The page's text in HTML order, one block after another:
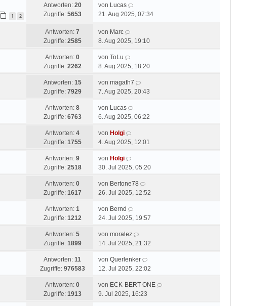
1 2
Antworten: 20
Zugriffe: 5653
von Lucas
21. Aug 2025, 07:34
Antworten: 7
Zugriffe: 2585
von Marc
8. Aug 2025, 19:10
Antworten: 0
Zugriffe: 2262
von ToLu
8. Aug 2025, 18:20
Antworten: 15
Zugriffe: 7929
von magath7
7. Aug 2025, 20:43
Antworten: 8
Zugriffe: 6763
von Lucas
6. Aug 2025, 06:22
Antworten: 4
Zugriffe: 1755
von Holgi
4. Aug 2025, 12:01
Antworten: 9
Zugriffe: 2518
von Holgi
30. Jul 2025, 05:20
Antworten: 0
Zugriffe: 1617
von Bertone78
26. Jul 2025, 12:52
Antworten: 1
Zugriffe: 1212
von Bernd
24. Jul 2025, 19:57
Antworten: 5
Zugriffe: 1899
von moralez
14. Jul 2025, 21:32
Antworten: 11
Zugriffe: 976583
von Querlenker
12. Jul 2025, 22:02
Antworten: 0
Zugriffe: 1913
von ECK-BERT-ONE
9. Jul 2025, 16:23